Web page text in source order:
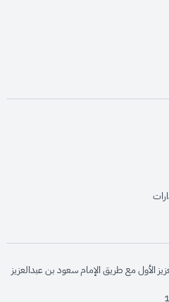
opens
opens
opens in new window
الأول مع طريق الإمام سعود بن عبدالعزيز